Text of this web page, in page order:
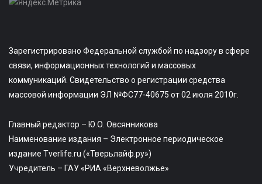
Зарегистрировано Федеральной службой по надзору в сфере
связи, информационных технологий и массовых
коммуникаций. Свидетельство о регистрации средства
массовой информации ЭЛ №ФС77-40675 от 02 июля 2010г.
Главный редактор – Ю.О. Овсянникова
Наименование издания – Электронное периодическое
издание Tverlife.ru («Тверьлайф.ру»)
Учредитель – ГАУ «РИА «Верхневолжье»